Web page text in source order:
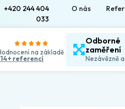
+420 244 404
033
O nás
na základě
referencí
Odborné
zaměření
Nezávězně